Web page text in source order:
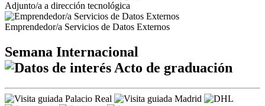
Adjunto/a a dirección tecnológica
Emprendedor/a Servicios de Datos Externos
Semana Internacional
Acto de graduación